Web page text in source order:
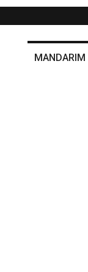
MANDARIM